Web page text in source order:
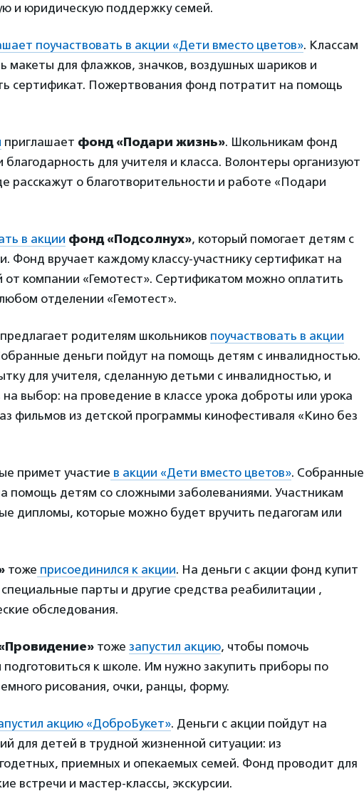
и юридическую поддержку семей.
поучаствовать в акции «Дети вместо цветов». Классам
макеты для флажков, значков, воздушных шариков и
сертификат. Пожертвования фонд потратит на помощь
приглашает фонд «Подари жизнь». Школьникам фонд
для учителя и класса. Волонтеры организуют
расскажут о благотворительности и работе «Подари
в акции фонд «Подсолнух», который помогает детям с
Фонд вручает каждому классу-участнику сертификат на
от компании «Гемотест». Сертификатом можно оплатить
отделении «Гемотест».
предлагает родителям школьников поучаствовать в акции
деньги пойдут на помощь детям с инвалидностью.
для учителя, сделанную детьми с инвалидностью, и
на выбор: на проведение в классе урока доброты или урока
фильмов из детской программы кинофестиваля «Кино без
примет участие в акции «Дети вместо цветов». Собранные
помощь детям со сложными заболеваниями. Участникам
дипломы, которые можно будет вручить педагогам или
тоже присоединился к акции. На деньги с акции фонд купит
парты и другие средства реабилитации ,
обследования.
тоже запустил акцию, чтобы помочь
к школе. Им нужно закупить приборы по
рисования, очки, ранцы, форму.
акцию «ДоброБукет». Деньги с акции пойдут на
для детей в трудной жизненной ситуации: из
приемных и опекаемых семей. Фонд проводит для
встречи и мастер-классы, экскурсии.